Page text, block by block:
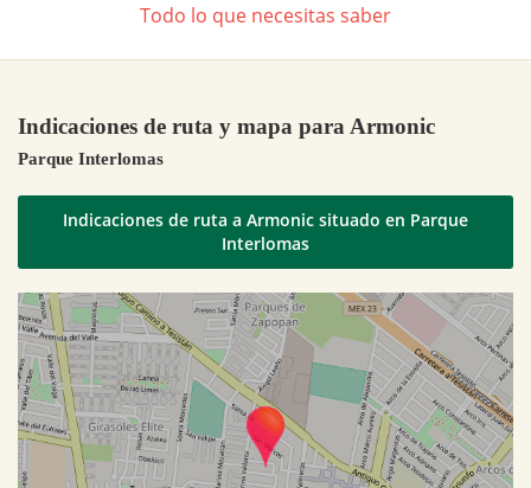
Todo lo que necesitas saber
Indicaciones de ruta y mapa para Armonic
Parque Interlomas
Indicaciones de ruta a Armonic situado en Parque
Interlomas